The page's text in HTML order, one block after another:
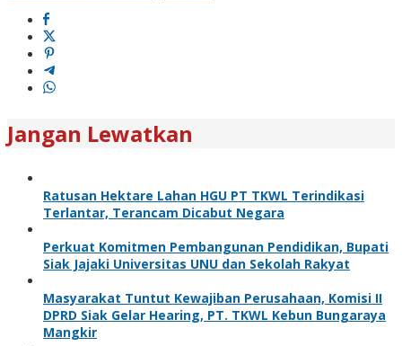
Jangan Lewatkan
Ratusan Hektare Lahan HGU PT TKWL Terindikasi
Terlantar, Terancam Dicabut Negara
Perkuat Komitmen Pembangunan Pendidikan, Bupati
Siak Jajaki Universitas UNU dan Sekolah Rakyat
Masyarakat Tuntut Kewajiban Perusahaan, Komisi II
DPRD Siak Gelar Hearing, PT. TKWL Kebun Bungaraya
Mangkir